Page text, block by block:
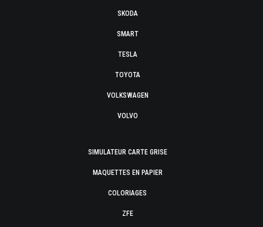
SKODA
SMART
TESLA
TOYOTA
VOLKSWAGEN
VOLVO
SIMULATEUR CARTE GRISE
MAQUETTES EN PAPIER
COLORIAGES
ZFE